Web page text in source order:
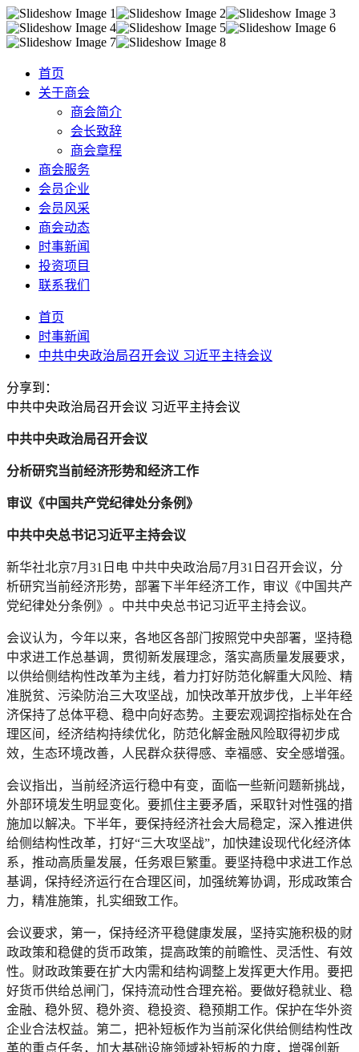
首页
关于商会
商会简介
会长致辞
商会章程
商会服务
会员企业
会员风采
商会动态
时事新闻
投资项目
联系我们
首页
时事新闻
中共中央政治局召开会议 习近平主持会议
分享到：
中共中央政治局召开会议 习近平主持会议
中共中央政治局召开会议
分析研究当前经济形势和经济工作
审议《中国共产党纪律处分条例》
中共中央总书记习近平主持会议
新华社北京7月31日电 中共中央政治局7月31日召开会议，分
析研究当前经济形势，部署下半年经济工作，审议《中国共产
党纪律处分条例》。中共中央总书记习近平主持会议。
会议认为，今年以来，各地区各部门按照党中央部署，坚持稳
中求进工作总基调，贯彻新发展理念，落实高质量发展要求，
以供给侧结构性改革为主线，着力打好防范化解重大风险、精
准脱贫、污染防治三大攻坚战，加快改革开放步伐，上半年经
济保持了总体平稳、稳中向好态势。主要宏观调控指标处在合
理区间，经济结构持续优化，防范化解金融风险取得初步成
效，生态环境改善，人民群众获得感、幸福感、安全感增强。
会议指出，当前经济运行稳中有变，面临一些新问题新挑战，
外部环境发生明显变化。要抓住主要矛盾，采取针对性强的措
施加以解决。下半年，要保持经济社会大局稳定，深入推进供
给侧结构性改革，打好“三大攻坚战”，加快建设现代化经济体
系，推动高质量发展，任务艰巨繁重。要坚持稳中求进工作总
基调，保持经济运行在合理区间，加强统筹协调，形成政策合
力，精准施策，扎实细致工作。
会议要求，第一，保持经济平稳健康发展，坚持实施积极的财
政政策和稳健的货币政策，提高政策的前瞻性、灵活性、有效
性。财政政策要在扩大内需和结构调整上发挥更大作用。要把
好货币供给总闸门，保持流动性合理充裕。要做好稳就业、稳
金融、稳外贸、稳外资、稳投资、稳预期工作。保护在华外资
企业合法权益。第二，把补短板作为当前深化供给侧结构性改
革的重点任务，加大基础设施领域补短板的力度，增强创新